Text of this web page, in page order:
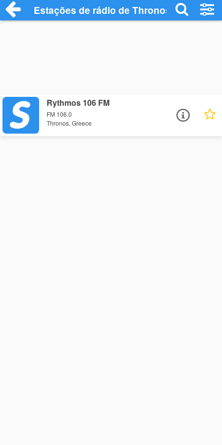
Estações de rádio de Thronos - Ouça
Rythmos 106 FM
FM 106.0
Thronos, Greece